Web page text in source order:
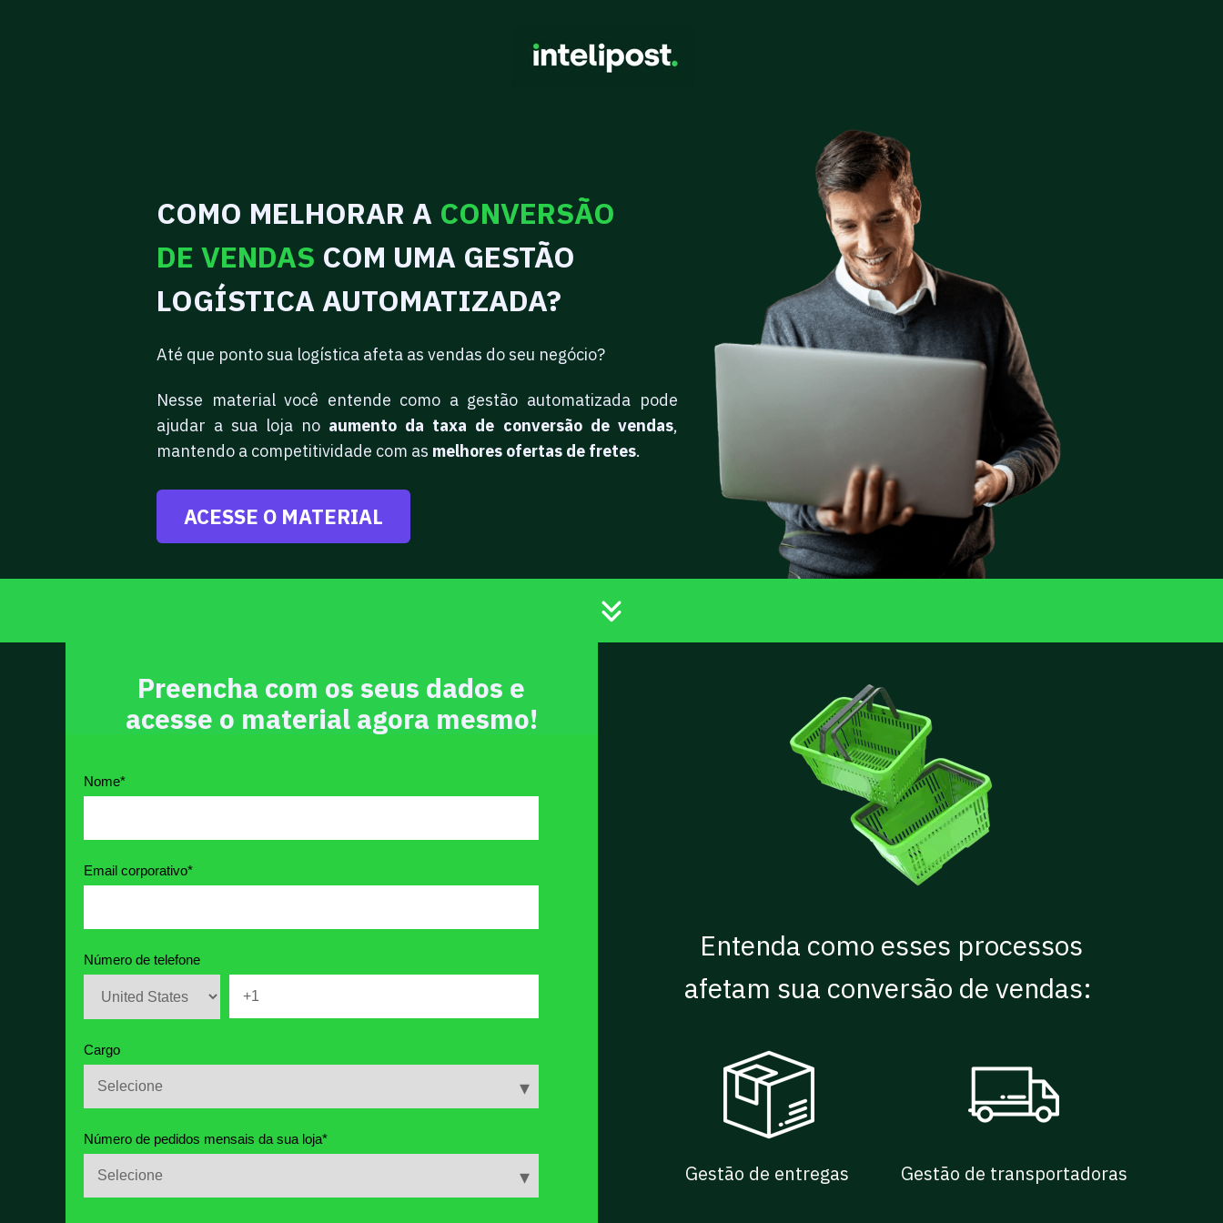
COMO MELHORAR A CONVERSÃO
DE VENDAS COM UMA GESTÃO
LOGÍSTICA AUTOMATIZADA?
Até que ponto sua logística afeta as vendas do seu negócio?
Nesse material você entende como a gestão automatizada pode
ajudar a sua loja no aumento da taxa de conversão de vendas,
mantendo a competitividade com as melhores ofertas de fretes.
ACESSE O MATERIAL
Preencha com os seus dados e
acesse o material agora mesmo!
Nome*
Email corporativo*
Número de telefone
Cargo
Número de pedidos mensais da sua loja*
Entenda como esses processos
afetam sua conversão de vendas:
Gestão de entregas Gestão de transportadoras